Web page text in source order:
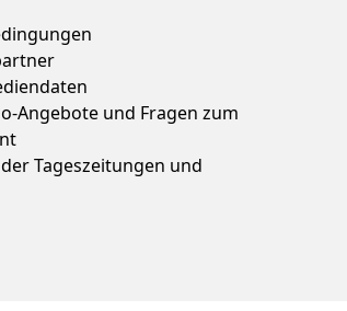
Angebote und Fragen zum
Tageszeitungen und